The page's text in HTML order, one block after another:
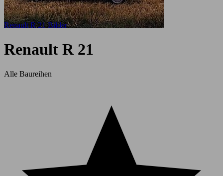
Renault R 21 Bilder
Renault R 21
Alle Baureihen